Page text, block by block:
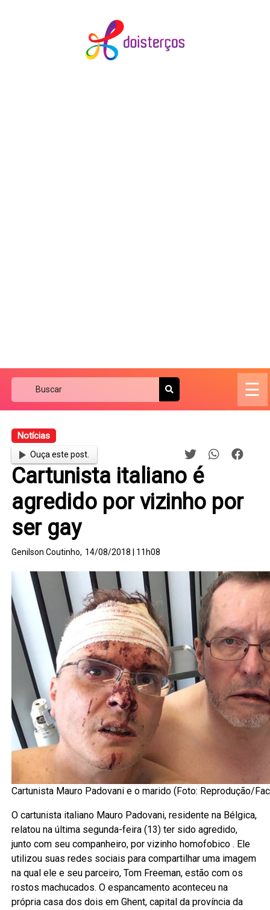
☰
Notícias
Ouça este post.
Cartunista italiano é
agredido por vizinho por
ser gay
Genilson Coutinho, 14/08/2018 | 11h08
Cartunista Mauro Padovani e o marido (Foto: Reprodução/
O cartunista italiano Mauro Padovani, residente na Bélgica,
relatou na última segunda-feira (13) ter sido agredido,
junto com seu companheiro, por vizinho homofobico . Ele
utilizou suas redes sociais para compartilhar uma imagem
na qual ele e seu parceiro, Tom Freeman, estão com os
rostos machucados. O espancamento aconteceu na
própria casa dos dois em Ghent, capital da província da